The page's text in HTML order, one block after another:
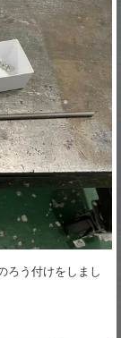
ろう付けをしまし